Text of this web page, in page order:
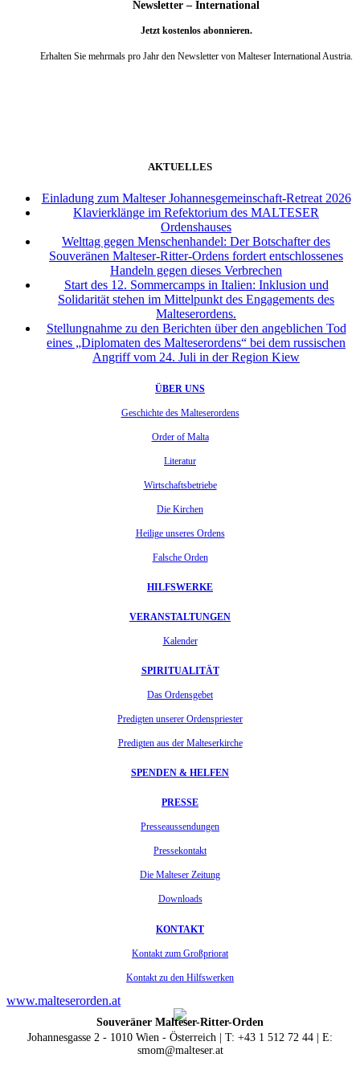
Newsletter – International
Jetzt kostenlos abonnieren.
Erhalten Sie mehrmals pro Jahr den Newsletter von Malteser International Austria.
AKTUELLES
Einladung zum Malteser Johannesgemeinschaft-Retreat 2026
Klavierklänge im Refektorium des MALTESER
Ordenshauses
Welttag gegen Menschenhandel: Der Botschafter des
Souveränen Malteser-Ritter-Ordens fordert entschlossenes
Handeln gegen dieses Verbrechen
Start des 12. Sommercamps in Italien: Inklusion und
Solidarität stehen im Mittelpunkt des Engagements des
Malteserordens.
Stellungnahme zu den Berichten über den angeblichen Tod
eines „Diplomaten des Malteserordens“ bei dem russischen
Angriff vom 24. Juli in der Region Kiew
ÜBER UNS
Geschichte des Malteserordens
Order of Malta
Literatur
Wirtschaftsbetriebe
Die Kirchen
Heilige unseres Ordens
Falsche Orden
HILFSWERKE
VERANSTALTUNGEN
Kalender
SPIRITUALITÄT
Das Ordensgebet
Predigten unserer Ordenspriester
Predigten aus der Malteserkirche
SPENDEN & HELFEN
PRESSE
Presseaussendungen
Pressekontakt
Die Malteser Zeitung
Downloads
KONTAKT
Kontakt zum Großpriorat
Kontakt zu den Hilfswerken
www.malteserorden.at
Souveräner Malteser-Ritter-Orden
Johannesgasse 2 - 1010 Wien - Österreich | T: +43 1 512 72 44 | E:
smom@malteser.at